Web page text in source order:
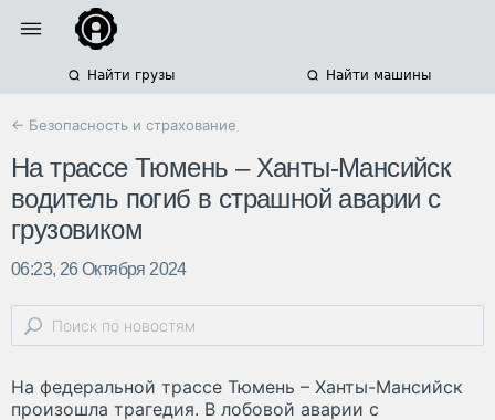
Найти грузы Найти машины
← Безопасность и страхование
На трассе Тюмень – Ханты-Мансийск
водитель погиб в страшной аварии с
грузовиком
06:23, 26 Октября 2024
На федеральной трассе Тюмень – Ханты-Мансийск
произошла трагедия. В лобовой аварии с